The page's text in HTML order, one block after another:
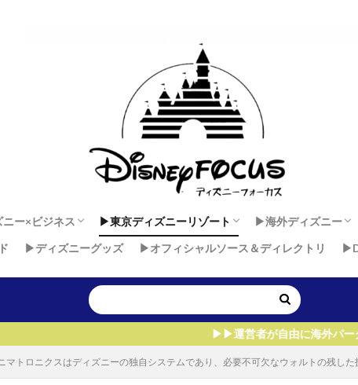
ー×ビジネス
ニー × 健康
ニダンサーセカンドキャリア
ニー×マインド
▶︎東京ディズニーリゾート
東京ディズニーランド
東京ディズニーシー
▶︎海外ディズニー
香港ディズニーラ
上海ディズニーラ
アウラニ・ディズ
ディズニーランド
ディズニーランド
ウォルト・ディズ
▶︎ディズニーグッズ ▶︎オフィシャルソース＆ディレクトリ
▶︎▶︎運営者が自由に海外パークを飛びまわれる、
マトロニクスはディズニーの独自システムであり、必要不可欠なウォルトの残した